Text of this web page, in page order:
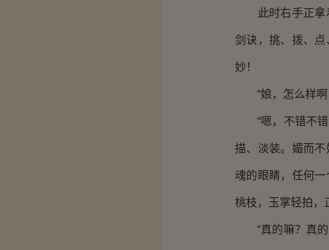
此时右手正拿着
剑诀，挑、拨、
妙！
“娘，怎么样啊
“嗯，不错不错
描、淡装。媚而
魂的眼睛，任何
桃枝，玉掌轻拍，
“真的嘛？真的